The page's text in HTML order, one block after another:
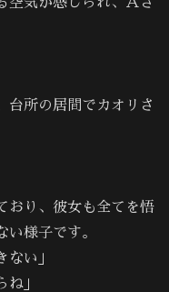
台所の居間でカオリさ
おり、彼女も全てを悟
い様子です。
ない」
ね」